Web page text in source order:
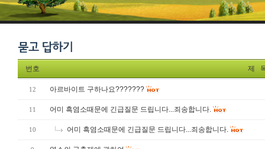
번호 제
12 아르바이트 구하나요???????
11 어미 흑염소때문에 긴급질문 드립니다...죄송합니다.
10 어미 흑염소때문에 긴급질문 드립니다...죄송합니다.